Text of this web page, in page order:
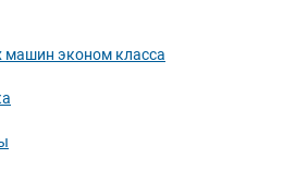
машин эконом класса